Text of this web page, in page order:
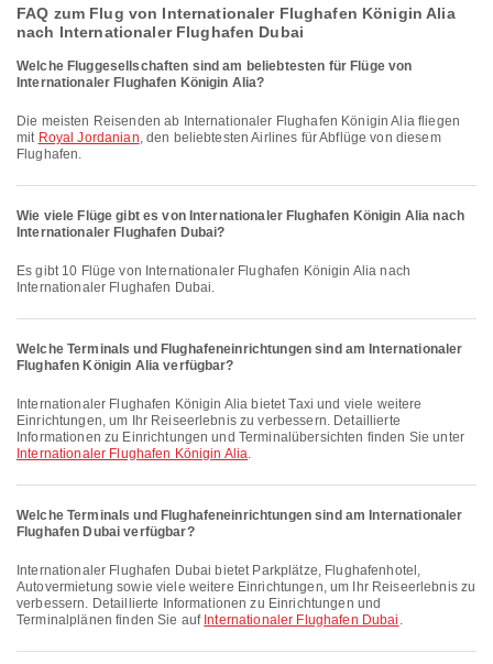
FAQ zum Flug von Internationaler Flughafen Königin Alia
nach Internationaler Flughafen Dubai
Welche Fluggesellschaften sind am beliebtesten für Flüge von
Internationaler Flughafen Königin Alia?
Die meisten Reisenden ab Internationaler Flughafen Königin Alia fliegen
mit Royal Jordanian, den beliebtesten Airlines für Abflüge von diesem
Flughafen.
Wie viele Flüge gibt es von Internationaler Flughafen Königin Alia nach
Internationaler Flughafen Dubai?
Es gibt 10 Flüge von Internationaler Flughafen Königin Alia nach
Internationaler Flughafen Dubai.
Welche Terminals und Flughafeneinrichtungen sind am Internationaler
Flughafen Königin Alia verfügbar?
Internationaler Flughafen Königin Alia bietet Taxi und viele weitere
Einrichtungen, um Ihr Reiseerlebnis zu verbessern. Detaillierte
Informationen zu Einrichtungen und Terminalübersichten finden Sie unter
Internationaler Flughafen Königin Alia.
Welche Terminals und Flughafeneinrichtungen sind am Internationaler
Flughafen Dubai verfügbar?
Internationaler Flughafen Dubai bietet Parkplätze, Flughafenhotel,
Autovermietung sowie viele weitere Einrichtungen, um Ihr Reiseerlebnis zu
verbessern. Detaillierte Informationen zu Einrichtungen und
Terminalplänen finden Sie auf Internationaler Flughafen Dubai .